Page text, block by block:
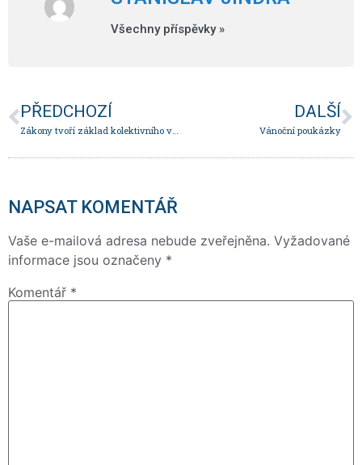
Všechny příspěvky »
PŘEDCHOZÍ DALŠÍ
Vánoční poukázky
NAPSAT KOMENTÁŘ
Vaše e-mailová adresa nebude zveřejněna. Vyžadované
informace jsou označeny *
Komentář *